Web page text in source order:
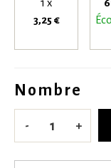
1 x
3,25 €
Nombre
- +